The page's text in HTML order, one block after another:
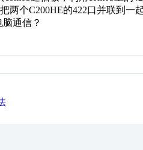
两个C200HE的422口并联到一
通信？